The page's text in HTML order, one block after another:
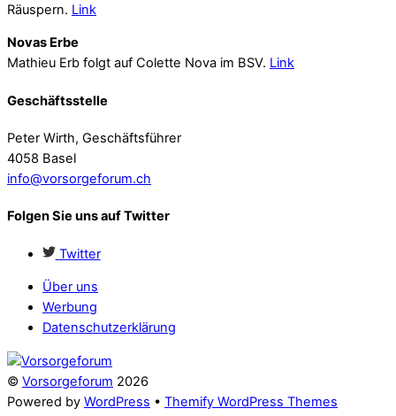
Räuspern. Link
Novas Erbe
Mathieu Erb folgt auf Colette Nova im BSV. Link
Geschäftsstelle
Peter Wirth, Geschäftsführer
4058 Basel
info@vorsorgeforum.ch
Folgen Sie uns auf Twitter
Twitter
Über uns
Werbung
Datenschutzerklärung
© Vorsorgeforum 2026
Powered by WordPress • Themify WordPress Themes